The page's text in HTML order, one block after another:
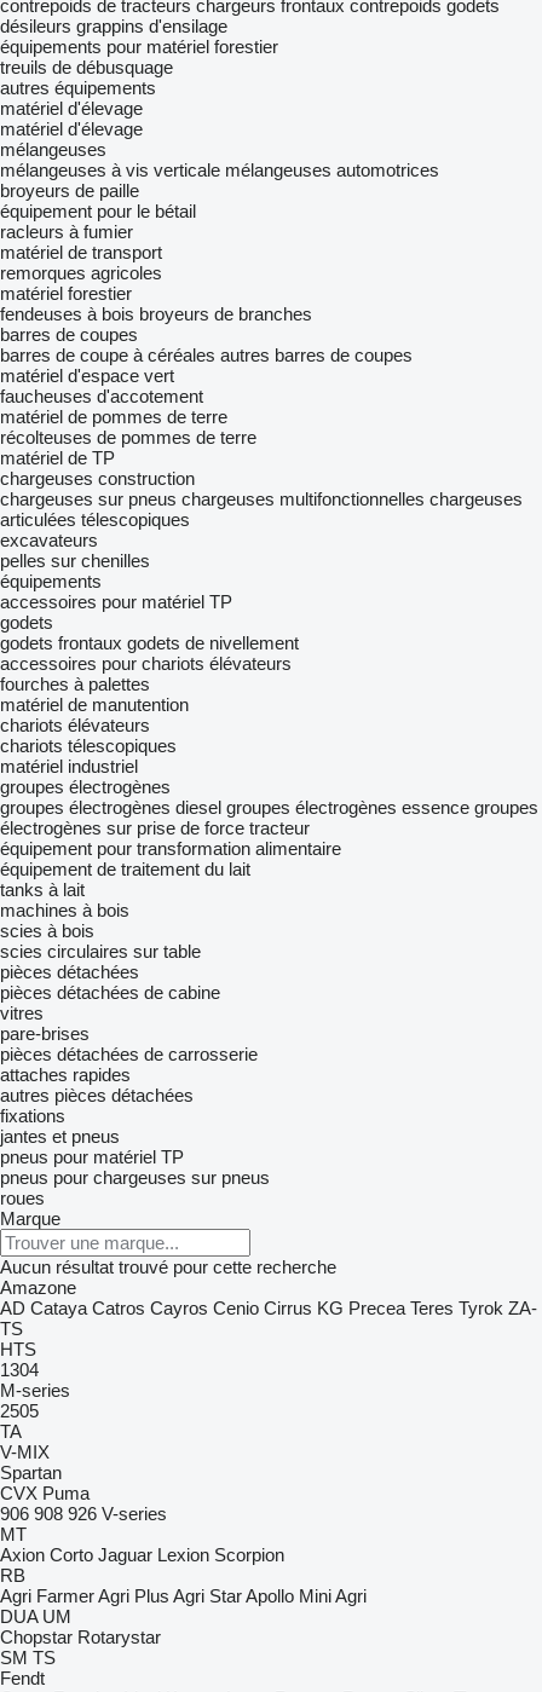
contrepoids de tracteurs chargeurs frontaux contrepoids godets
désileurs grappins d'ensilage
équipements pour matériel forestier
treuils de débusquage
autres équipements
matériel d'élevage
matériel d'élevage
mélangeuses
mélangeuses à vis verticale mélangeuses automotrices
broyeurs de paille
équipement pour le bétail
racleurs à fumier
matériel de transport
remorques agricoles
matériel forestier
fendeuses à bois broyeurs de branches
barres de coupes
barres de coupe à céréales autres barres de coupes
matériel d'espace vert
faucheuses d'accotement
matériel de pommes de terre
récolteuses de pommes de terre
matériel de TP
chargeuses construction
chargeuses sur pneus chargeuses multifonctionnelles chargeuses
articulées télescopiques
excavateurs
pelles sur chenilles
équipements
accessoires pour matériel TP
godets
godets frontaux godets de nivellement
accessoires pour chariots élévateurs
fourches à palettes
matériel de manutention
chariots élévateurs
chariots télescopiques
matériel industriel
groupes électrogènes
groupes électrogènes diesel groupes électrogènes essence groupes
électrogènes sur prise de force tracteur
équipement pour transformation alimentaire
équipement de traitement du lait
tanks à lait
machines à bois
scies à bois
scies circulaires sur table
pièces détachées
pièces détachées de cabine
vitres
pare-brises
pièces détachées de carrosserie
attaches rapides
autres pièces détachées
fixations
jantes et pneus
pneus pour matériel TP
pneus pour chargeuses sur pneus
roues
Marque
Aucun résultat trouvé pour cette recherche
Amazone
AD Cataya Catros Cayros Cenio Cirrus KG Precea Teres Tyrok ZA-
TS
HTS
1304
M-series
2505
TA
V-MIX
Spartan
CVX Puma
906 908 926 V-series
MT
Axion Corto Jaguar Lexion Scorpion
RB
Agri FarmerAgri Plus Agri StarApollo Mini Agri
DUA UM
Chopstar Rotarystar
SM TS
Fendt